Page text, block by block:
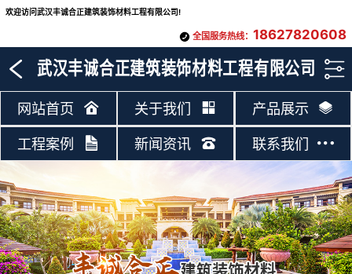
欢迎访问武汉丰诚合正建筑装饰材料工程有限公司!
全国服务热线： 18627820608
武汉丰诚合正建筑装饰材料工程有限公司
网站首页 关于我们 产品展示
工程案例 新闻资讯 联系我们